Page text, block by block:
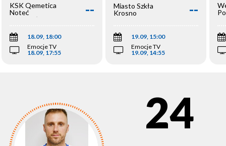
KSK Qemetica
Noteć
Inowrocław
--
18.09, 18:00
Emocje TV
18.09, 17:55
Miasto Szkła
Krosno
--
19.09, 15:00
Emocje TV
19.09, 14:55
24